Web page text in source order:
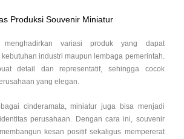
Produksi Souvenir Miniatur
menghadirkan variasi produk yang dapat
industri maupun lembaga pemerintah.
detail dan representatif, sehingga cocok
yang elegan.
cinderamata, miniatur juga bisa menjadi
perusahaan. Dengan cara ini, souvenir
kesan positif sekaligus mempererat